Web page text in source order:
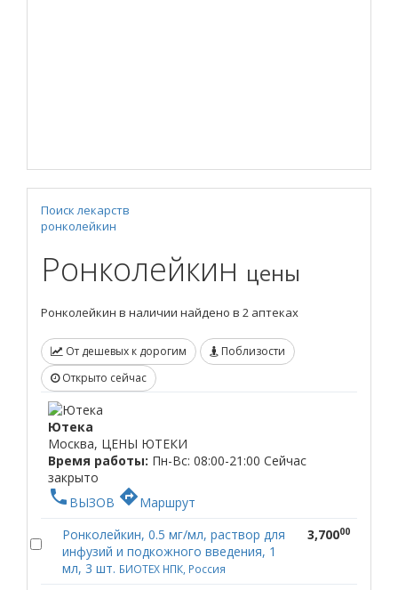
Поиск лекарств
ронколейкин
Ронколейкин цены
Ронколейкин в наличии найдено в 2 аптеках
От дешевых к дорогим
Поблизости
Открыто сейчас
Ютека
Москва, ЦЕНЫ ЮТЕКИ
Время работы: Пн-Вс: 08:00-21:00 Сейчас
закрыто
phone ВЫЗОВ directionsМаршрут
Ронколейкин, 0.5 мг/мл, раствор для
инфузий и подкожного введения, 1
мл, 3 шт. БИОТЕХ НПК, Россия
3,70000